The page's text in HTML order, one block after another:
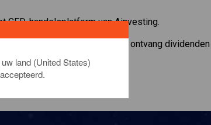
CFD-handelsplatform van Ainvesting.
. Ontvang realtime koersen en ontvang
click here
land (United States)